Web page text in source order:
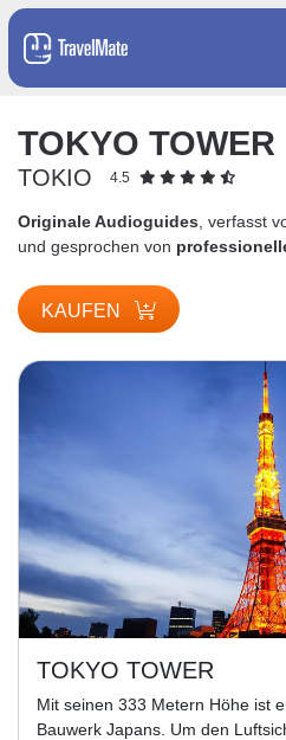
TOKYO TOWER
TOKIO 4.5
Originale Audioguides , verfasst
und gesprochen von
KAUFEN
TOKYO TOWER
Mit seinen 333 Metern Höhe ist
Bauwerk Japans. Um den